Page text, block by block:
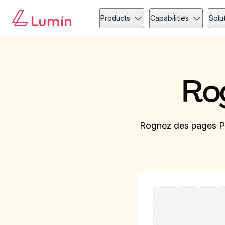
Products Capabilities
Rognez des pages